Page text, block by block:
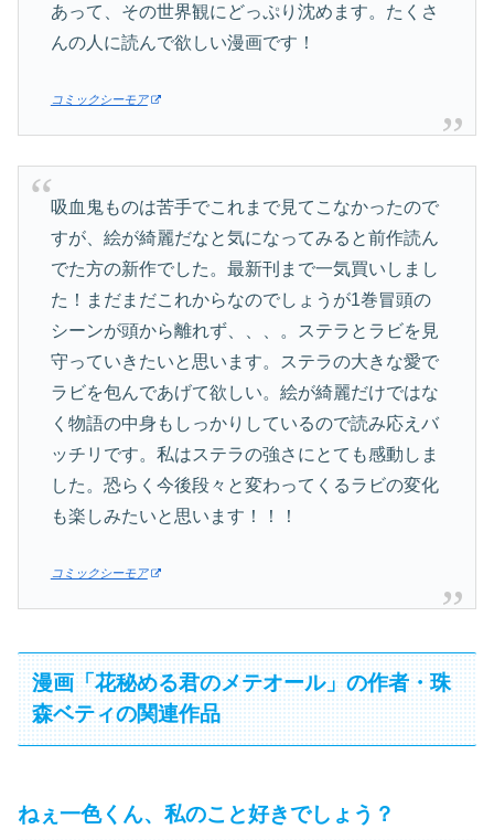
あって、その世界観にどっぷり沈めます。たくさ
んの人に読んで欲しい漫画です！
コミックシーモア
吸血鬼ものは苦手でこれまで見てこなかったので
すが、絵が綺麗だなと気になってみると前作読ん
でた方の新作でした。最新刊まで一気買いしまし
た！まだまだこれからなのでしょうが1巻冒頭の
シーンが頭から離れず、、、。ステラとラビを見
守っていきたいと思います。ステラの大きな愛で
ラビを包んであげて欲しい。絵が綺麗だけではな
く物語の中身もしっかりしているので読み応えバ
ッチリです。私はステラの強さにとても感動しま
した。恐らく今後段々と変わってくるラビの変化
も楽しみたいと思います！！！
コミックシーモア
漫画「花秘める君のメテオール」の作者・珠
森ベティの関連作品
ねぇ一色くん、私のこと好きでしょう？